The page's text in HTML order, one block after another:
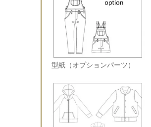
型紙（オプションパーツ）